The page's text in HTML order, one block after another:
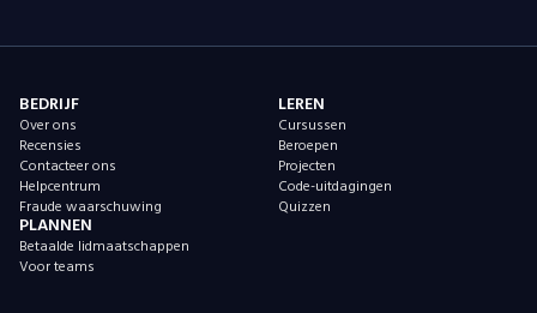
BEDRIJF
Over ons
Recensies
Contacteer ons
Helpcentrum
Fraude waarschuwing
PLANNEN
Betaalde lidmaatschappen
Voor teams
LEREN
Cursussen
Beroepen
Projecten
Code-uitdagingen
Quizzen